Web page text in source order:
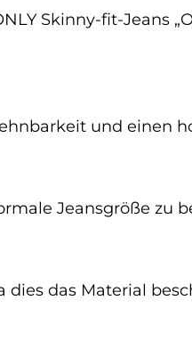
Skinny-fit-Jeans
und einen
Jeansgröße zu
das Material